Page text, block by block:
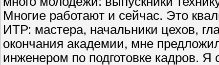
Многие работают и сейчас. Это
ИТР: мастера, начальники цехов,
окончания академии, мне
инженером по подготовке кадров. Я